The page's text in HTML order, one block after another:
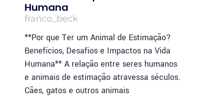
Humana
franco_beck
**Por que Ter um Animal de Estimação?
Benefícios, Desafios e Impactos na Vida
Humana** A relação entre seres humanos
e animais de estimação atravessa séculos.
Cães, gatos e outros animais